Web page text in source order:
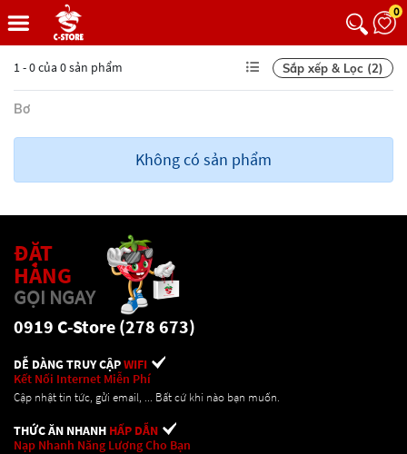
0
1 - 0 của 0 sản phẩm Sắp xếp & Lọc (2)
Bơ
Không có sản phẩm
ĐẶT
HÀNG
GỌI NGAY
0919 C-Store (278 673)
DỄ DÀNG TRUY CẬPWIFI
Kết Nối Internet Miễn Phí
Cập nhật tin tức, gửi email, ... Bất cứ khi nào bạn muốn.
THỨC ĂN NHANH HẤP DẪN
Nạp Nhanh Năng Lượng Cho Bạn